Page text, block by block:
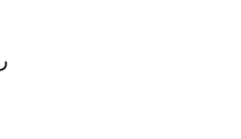
رقم